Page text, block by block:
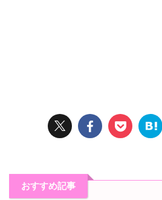
おすすめ記事